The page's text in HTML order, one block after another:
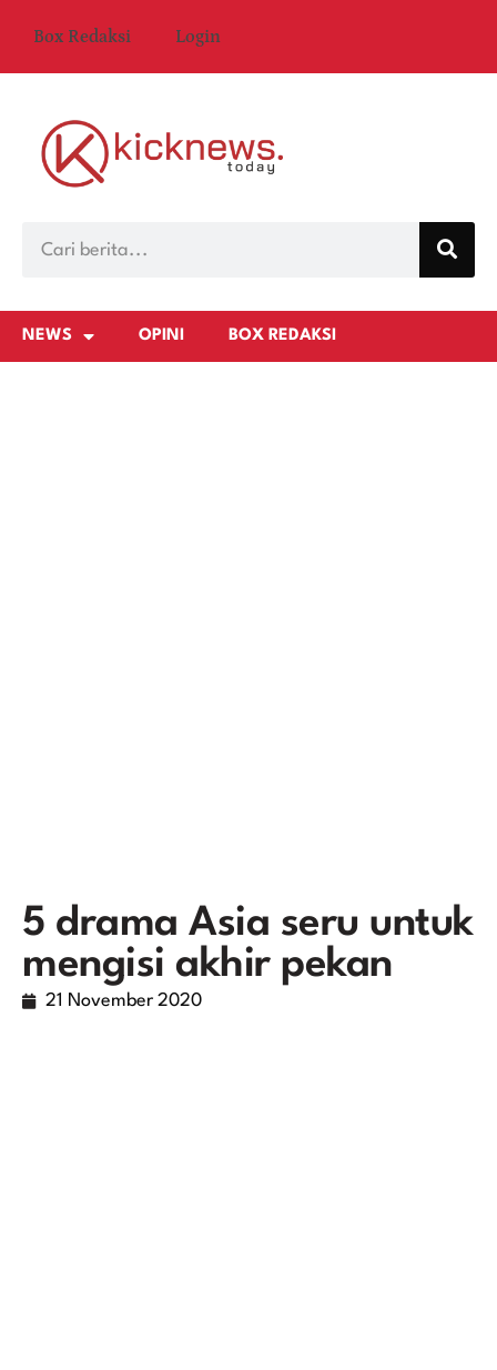
Box Redaksi Login
NEWS OPINI BOX REDAKSI
5 drama Asia seru untuk
mengisi akhir pekan
21 November 2020